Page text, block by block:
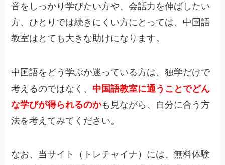
音をしっかり学びたい方や、会話力を伸ばしたい
方、ひとりでは続きにくい方にとっては、中国語
教室はとても大きな助けになります。
中国語をどう学ぶか迷っている方は、独学だけで
考えるのではなく、 中国語教室に通うことでどん
な学びが得られるのかも見ながら、自分に合う方
法を考えてみてください。
なお、当サイト（トレチャイナ）には、無料体験